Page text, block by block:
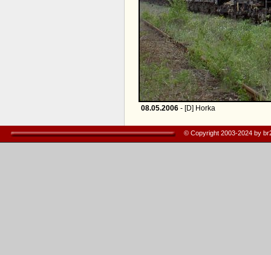
08.05.2006- [D] Horka
© Copyright 2003-2024 by